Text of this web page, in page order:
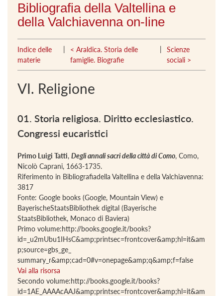
Bibliografia della Valtellina e
della Valchiavenna on-line
Indice delle
materie
|
< Araldica. Storia delle
famiglie. Biografie
|
Scienze
sociali >
VI. Religione
01. Storia religiosa. Diritto ecclesiastico.
Congressi eucaristici
Primo Luigi Tatti, Degli annali sacri della città di Como, Como,
Nicolò Caprani, 1663-1735.
Riferimento in Bibliografiadella Valtellina e della Valchiavenna:
3817
Fonte: Google books (Google, Mountain View) e
BayerischeStaatsBibliothek digital (Bayerische
StaatsBibliothek, Monaco di Baviera)
Primo volume:http://books.google.it/books?
id=_u2mUbu1IHsC&amp;printsec=frontcover&amp;hl=it&am
p;source=gbs_ge_
summary_r&amp;cad=0#v=onepage&amp;q&amp;f=false
Vai alla risorsa
Secondo volume:http://books.google.it/books?
id=1AE_AAAAcAAJ&amp;printsec=frontcover&amp;hl=it&am